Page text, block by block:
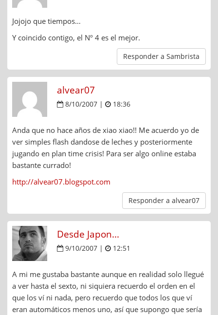
Jojojo que tiempos…
Y coincido contigo, el Nº 4 es el mejor.
Responder a Sambrista
alvear07
8/10/2007 | 18:36
Anda que no hace años de xiao xiao!! Me acuerdo yo de
ver simples flash dandose de leches y posteriormente
jugando en plan time crisis! Para ser algo online estaba
bastante currado!
http://alvear07.blogspot.com
Responder a alvear07
Desde Japon...
9/10/2007 | 12:51
A mi me gustaba bastante aunque en realidad solo llegué
a ver hasta el sexto, ni siquiera recuerdo el orden en el
que los ví ni nada, pero recuerdo que todos los que ví
eran automáticos menos uno, así que supongo que sería